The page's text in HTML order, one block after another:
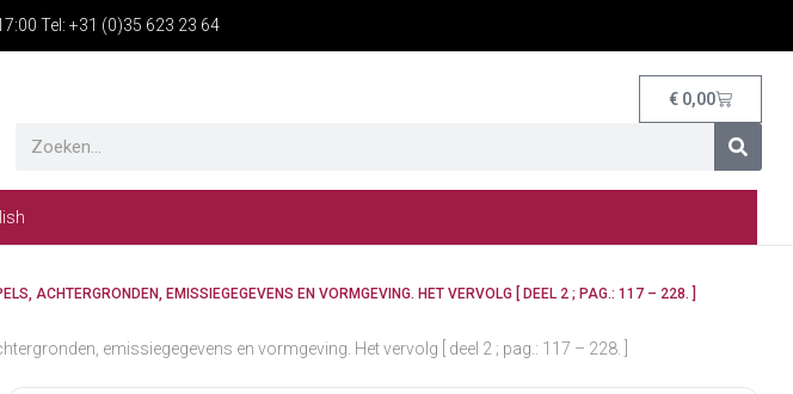
Tel: +31 (0)35 623 23 64
€ 0,00
ACHTERGRONDEN, EMISSIEGEGEVENS EN VORMGEVING. HET VERVOLG [ DEEL 2 ; PAG.: 117 – 228. ]
emissiegegevens en vormgeving. Het vervolg [ deel 2 ; pag.: 117 – 228. ]